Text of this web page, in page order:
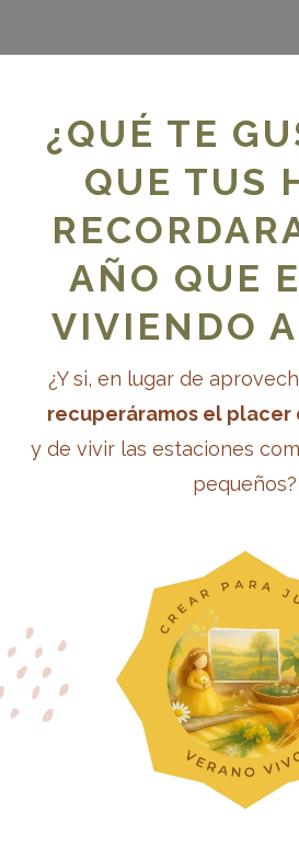
Mi Cuenta
DISEÑO 2.6.
allá del diseño de espacios educativos
¿QUÉ TE
QUE TUS
AÑO QUE
VIVIENDO
¿Y si, en lugar de
recuperáramos el placer
y de vivir las estaciones
pequeños?